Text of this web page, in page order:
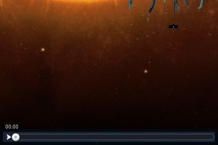
00:01